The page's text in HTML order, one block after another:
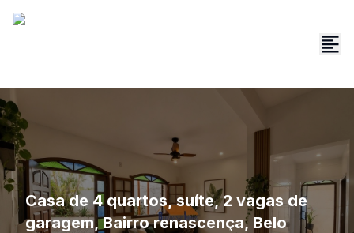
Casa de 4 quartos, suíte, 2 vagas de
garagem, Bairro renascença, Belo